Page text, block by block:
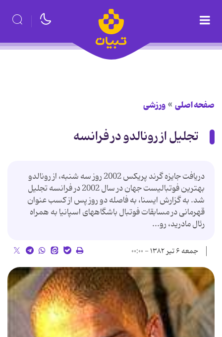
صفحه اصلی ورزشی
تجلیل از رونالدو در فرانسه
دریافت جایزه گرند پریكس 2002 روز سه شنبه، از رونالدو
بهترین فوتبالیست جهان در سال 2002 در فرانسه تجلیل
شد. به گزارش ایسنا، به فاصله دو روز پس از كسب عنوان
قهرمانی در مسابقات فوتبال باشگاههای اسپانیا به همراه
رئال مادرید، رو...
جمعه ۶ تیر ۱۳۸۲ - ۰۰:۰۰